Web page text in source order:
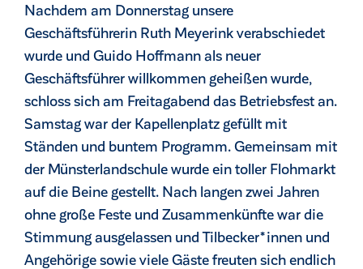
Nachdem am Donnerstag unsere
Geschäftsführerin Ruth Meyerink verabschiedet
wurde und Guido Hoffmann als neuer
Geschäftsführer willkommen geheißen wurde,
schloss sich am Freitagabend das Betriebsfest an.
Samstag war der Kapellenplatz gefüllt mit
Ständen und buntem Programm. Gemeinsam mit
der Münsterlandschule wurde ein toller Flohmarkt
auf die Beine gestellt. Nach langen zwei Jahren
ohne große Feste und Zusammenkünfte war die
Stimmung ausgelassen und Tilbecker*innen und
Angehörige sowie viele Gäste freuten sich endlich